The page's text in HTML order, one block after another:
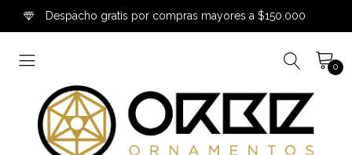
Despacho gratis por compras mayores a $150.000
0